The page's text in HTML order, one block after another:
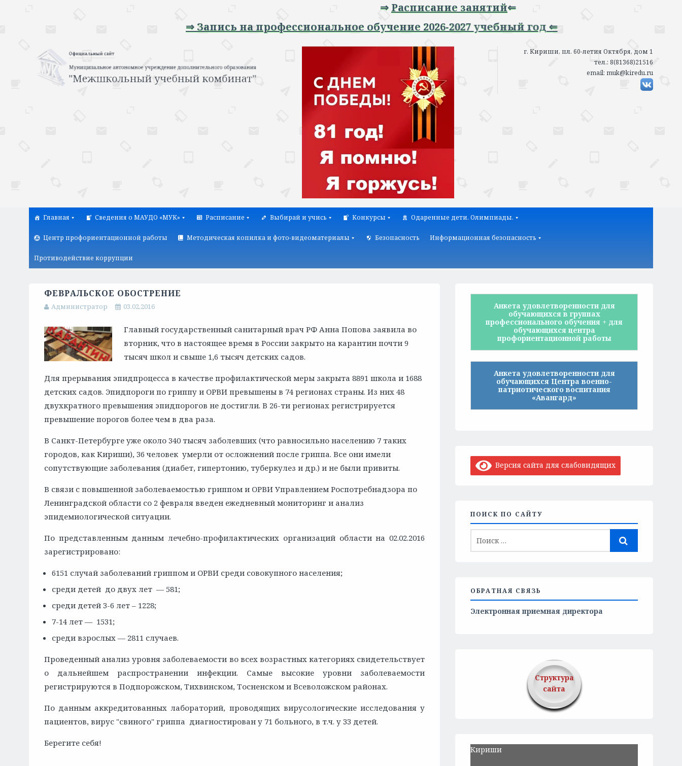
Расписание занятий⇐
⇒ Запись на профессиональное обучение 2026-2027 учебный год ⇐
г. Кириши, пл. 60-летия Октября, дом 1
тел.: 8(81368)21516
email: muk@kiredu.ru
Главная Сведения о МАУДО «МУК» Расписание Выбирай и учись Конкурсы Одаренные дети. Олимпиады.
Центр профориентационной работы Методическая копилка и фото-видеоматериалы Безопасность Информационная безопасность
Противодействие коррупции
ФЕВРАЛЬСКОЕ ОБОСТРЕНИЕ
Администратор 03.02.2016
Главный государственный санитарный врач РФ Анна Попова заявила во
вторник, что в настоящее время в России закрыто на карантин почти 9
тысяч школ и свыше 1,6 тысяч детских садов.
Для прерывания эпидпроцесса в качестве профилактической меры закрыта 8891 школа и 1688
детских садов. Эпидпороги по гриппу и ОРВИ превышены в 74 регионах страны. Из них 48
двухкратного превышения эпидпорогов не достигли. В 26-ти регионах регистрируется
превышение порогов более чем в два раза.
В Санкт-Петербурге уже около 340 тысяч заболевших (что равносильно населению 7 таких
городов, как Кириши), 36 человек умерли от осложнений после гриппа. Все они имели
сопутствующие заболевания (диабет, гипертонию, туберкулез и др.) и не были привиты.
В связи с повышенной заболеваемостью гриппом и ОРВИ Управлением Роспотребнадзора по
Ленинградской области со 2 февраля введен ежедневный мониторинг и анализ
эпидемиологической ситуации.
По представленным данным лечебно-профилактических организаций области на 02.02.2016
зарегистрировано:
6151 случай заболеваний гриппом и ОРВИ среди совокупного населения;
среди детей до двух лет — 581;
среди детей 3-6 лет – 1228;
7-14 лет — 1531;
среди взрослых — 2811 случаев.
Проведенный анализ уровня заболеваемости во всех возрастных категориях свидетельствует
о дальнейшем распространении инфекции. Самые высокие уровни заболеваемости
регистрируются в Подпорожском, Тихвинском, Тосненском и Всеволожском районах.
По данным аккредитованных лабораторий, проводящих вирусологические исследования у
пациентов, вирус "свиного" гриппа диагностирован у 71 больного, в т.ч. у 33 детей.
Берегите себя!
Анкета удовлетворенности для
обучающихся в группах
профессионального обучения + для
обучающихся центра
профориентационной работы
Анкета удовлетворенности для
обучающихся Центра военно-
патриотического воспитания
«Авангард»
Версия сайта для слабовидящих
ПОИСК ПО САЙТУ
ОБРАТНАЯ СВЯЗЬ
Электронная приемная директора
Структура
сайта
Кириши